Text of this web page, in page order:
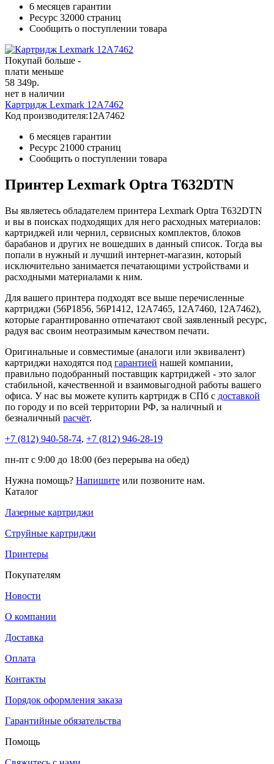
6 месяцев гарантии
Ресурс 32000 страниц
Сообщить о поступлении товара
Покупай больше -
плати меньше
58 349р.
нет в наличии
Картридж Lexmark 12A7462
Код производителя:12A7462
6 месяцев гарантии
Ресурс 21000 страниц
Сообщить о поступлении товара
Принтер Lexmark Optra T632DTN
Вы являетесь обладателем принтера Lexmark Optra T632DTN
и вы в поисках подходящих для него расходных материалов:
картриджей или чернил, сервисных комплектов, блоков
барабанов и других не вошедших в данный список. Тогда вы
попали в нужный и лучший интернет-магазин, который
исключительно занимается печатающими устройствами и
расходными материалами к ним.
Для вашего принтера подходят все выше перечисленные
картриджи (56P1856, 56P1412, 12A7465, 12A7460, 12A7462),
которые гарантированно отпечатают свой заявленный ресурс,
радуя вас своим неотразимым качеством печати.
Оригинальные и совместимые (аналоги или эквивалент)
картриджи находятся под гарантией нашей компании,
правильно подобранный поставщик картриджей - это залог
стабильной, качественной и взаимовыгодной работы вашего
офиса. У нас вы можете купить картридж в СПб с доставкой
по городу и по всей территории РФ, за наличный и
безналичный расчёт.
+7 (812) 940-58-74, +7 (812) 946-28-19
пн-пт с 9:00 до 18:00 (без перерыва на обед)
Нужна помощь? Напишите или позвоните нам.
Каталог
Лазерные картриджи
Струйные картриджи
Принтеры
Покупателям
Новости
О компании
Доставка
Оплата
Контакты
Порядок оформления заказа
Гарантийные обязательства
Помощь